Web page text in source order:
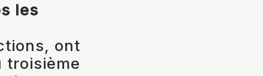
les
ont
troisième